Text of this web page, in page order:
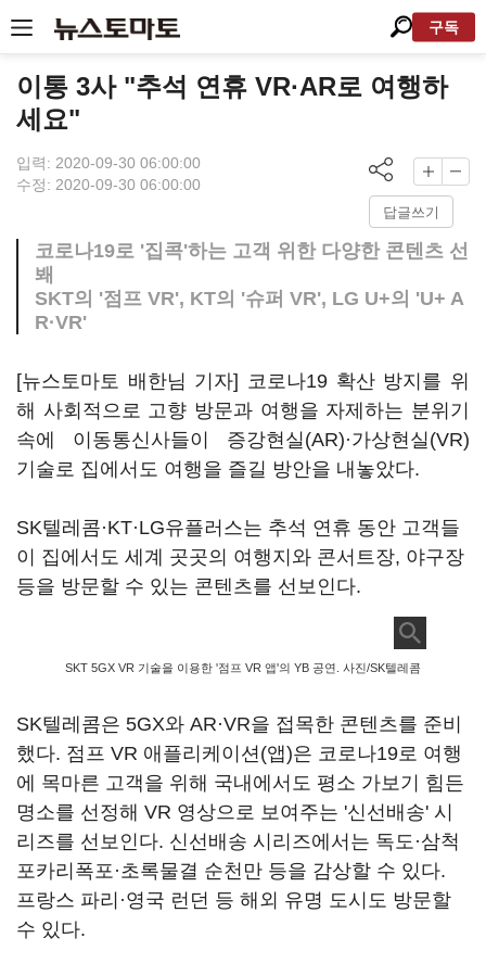
구독
이통 3사 "추석 연휴 VR·AR로 여행하
세요"
입력: 2020-09-30 06:00:00
수정: 2020-09-30 06:00:00
답글쓰기
코로나19로 '집콕'하는 고객 위한 다양한 콘텐츠 선
봬
SKT의 '점프 VR', KT의 '슈퍼 VR', LG U+의 'U+ A
R·VR'
[뉴스토마토 배한님 기자] 코로나19 확산 방지를 위
해 사회적으로 고향 방문과 여행을 자제하는 분위기
속에 이동통신사들이 증강현실(AR)·가상현실(VR)
기술로 집에서도 여행을 즐길 방안을 내놓았다.
SK텔레콤·KT·LG유플러스는 추석 연휴 동안 고객들
이 집에서도 세계 곳곳의 여행지와 콘서트장, 야구장
등을 방문할 수 있는 콘텐츠를 선보인다.
SKT 5GX VR 기술을 이용한 '점프 VR 앱'의 YB 공연. 사진/SK텔레콤
SK텔레콤은 5GX와 AR·VR을 접목한 콘텐츠를 준비
했다. 점프 VR 애플리케이션(앱)은 코로나19로 여행
에 목마른 고객을 위해 국내에서도 평소 가보기 힘든
명소를 선정해 VR 영상으로 보여주는 '신선배송' 시
리즈를 선보인다. 신선배송 시리즈에서는 독도·삼척
포카리폭포·초록물결 순천만 등을 감상할 수 있다.
프랑스 파리·영국 런던 등 해외 유명 도시도 방문할
수 있다.